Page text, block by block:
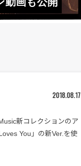
2018.08.17
新コレクションのア
You」の新Ver.を使